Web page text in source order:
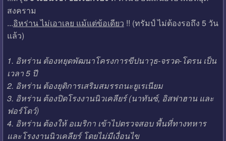
สงคราม
...อิหร่าน ไม่เอาเลย แม้แต่ข้อเดียว !! (ทรัมป์ ไม่ต้องรอถึง 5 วัน
แล้ว)
1. อิหร่าน ต้องหยุดพัฒนาโครงการขีปนาวุธ-จรวด-โดรน เป็น
เวลา 5 ปี
2. อิหร่าน ต้องยุติการเสริมสมรรถนะยูเรเนียม
3. อิหร่าน ต้องปิดโรงงานนิวเคลียร์ (นาทันซ์, อิสฟาฮาน และ
ฟอร์โดว์)
4. อิหร่าน ต้องให้ อเมริกา เข้าไปตรวจสอบ พื้นที่ทางทหาร
และโรงงานนิวเคลียร์ โดยไม่มีเงื่อนไข